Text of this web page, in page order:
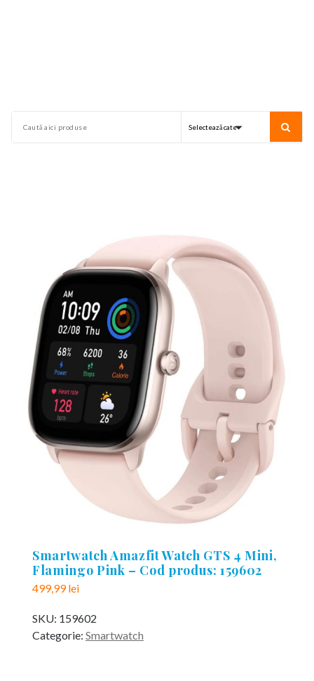
Smartwatch Amazfit Watch GTS 4 Mini,
Flamingo Pink – Cod produs: 159602
499,99lei
SKU: 159602
Categorie: Smartwatch